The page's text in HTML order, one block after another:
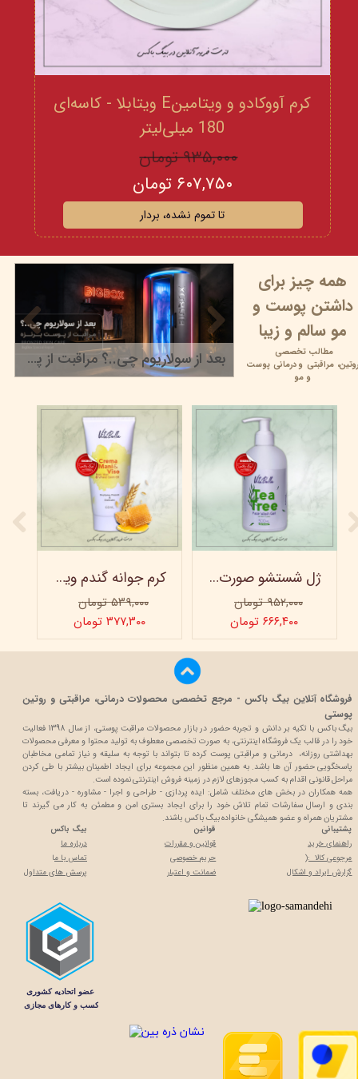
کرم آووکادو و ویتامینE ویتابلا - کاسه‌ای
180 میلی‌لیتر
۹۳۵,۰۰۰ تومان
۶۰۷,۷۵۰ تومان
تا تموم نشده، بردار
بعد از سولاریوم چی..؟ مراقبت از پوست برنزه
همه چیز برای
داشتن پوست و
مو سالم و زیبا
مطالب تخصصی
روتین،مراقبتی ودرمانی پوست
و مو
کرم جوانه گندم ویتابلا - تیوپی 60 میلی‌ لیتر
۵۳۹,۰۰۰ تومان
۳۷۷,۳۰۰ تومان
ژل شستشو صورت ویتابلا - 300 میلی لیتر
۹۵۲,۰۰۰ تومان
۶۶۶,۴۰۰ تومان
پشتیبانی
راهنمای خرید
مرجوعی کالا :(
گزارش ایراد و اشکال
قوانین
قوانین و مقررات
حریم خصوصی
ضمانت و اعتبار
بیگ باکس
درباره ما
تماس با ما
پرسش های متداول
فروشگاه آنلاین بیگ باکس - مرجع تخصصی محصولات درمانی، مراقبتی و روتین
پوستی
بیگ باکس با تکیه بر دانش و تجربه حضور در بازار محصولات مراقبت پوستی، از سال 1398 فعالیت
خود را در قالب یک فروشگاه اینترنتی، به صورت تخصصی معطوف به تولید محتوا و معرفی محصولات
بهداشتی روزانه، درمانی و مراقبتی پوست کرده تا بتواند با توجه به سلیقه و نیاز تمامی مخاطبان
پاسخگویی حضور آن ها باشد. به همین منظور این مجموعه برای ایجاد اطمینان بیشتر با طی کردن
مراحل قانونی اقدام به کسب مجوزهای لازم در زمینه فروش اینترنتی نموده است.
همه همکاران در بخش های مختلف شامل: ایده پردازی - طراحی و اجرا - مشاوره - دریافت، بسته
بندی و ارسال سفارشات تمام تلاش خود را برای ایجاد بستری امن و مطمئن به کار می گیرند تا
مشتریان همراه و عضو همیشگی خانواده بیگ باکس باشند.